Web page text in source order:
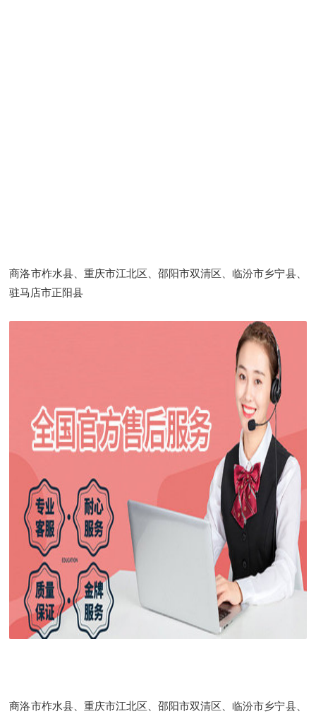
商洛市柞水县、重庆市江北区、邵阳市双清区、临汾市乡宁县、
驻马店市正阳县
商洛市柞水县、重庆市江北区、邵阳市双清区、临汾市乡宁县、